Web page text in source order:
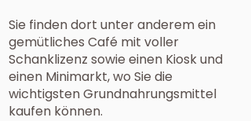
Sie finden dort unter anderem ein
gemütliches Café mit voller
Schanklizenz sowie einen Kiosk und
einen Minimarkt, wo Sie die
wichtigsten Grundnahrungsmittel
kaufen können.